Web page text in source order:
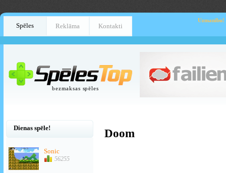
Spēles Reklāma Kontakti
Uzmanību!
bezmaksas spēles
Dienas spēle!
Sonic
56255
Doom